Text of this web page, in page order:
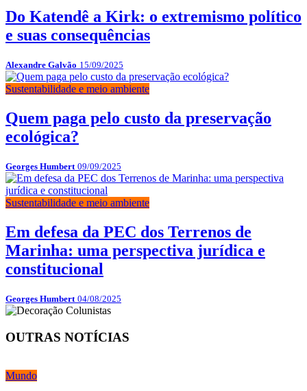
Do Katendê a Kirk: o extremismo político
e suas consequências
Alexandre Galvão 15/09/2025
Sustentabilidade e meio ambiente
Quem paga pelo custo da preservação
ecológica?
Georges Humbert 09/09/2025
Sustentabilidade e meio ambiente
Em defesa da PEC dos Terrenos de
Marinha: uma perspectiva jurídica e
constitucional
Georges Humbert 04/08/2025
OUTRAS NOTÍCIAS
Mundo